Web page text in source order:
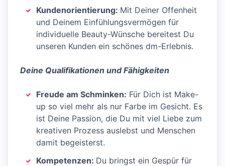
Kundenorientierung: Mit Deiner Offenheit
und Deinem Einfühlungsvermögen für
individuelle Beauty-Wünsche bereitest Du
unseren Kunden ein schönes dm-Erlebnis.
Deine Qualifikationen und Fähigkeiten
Freude am Schminken: Für Dich ist Make-
up so viel mehr als nur Farbe im Gesicht. Es
ist Deine Passion, die Du mit viel Liebe zum
kreativen Prozess auslebst und Menschen
damit begeisterst.
Kompetenzen: Du bringst ein Gespür für